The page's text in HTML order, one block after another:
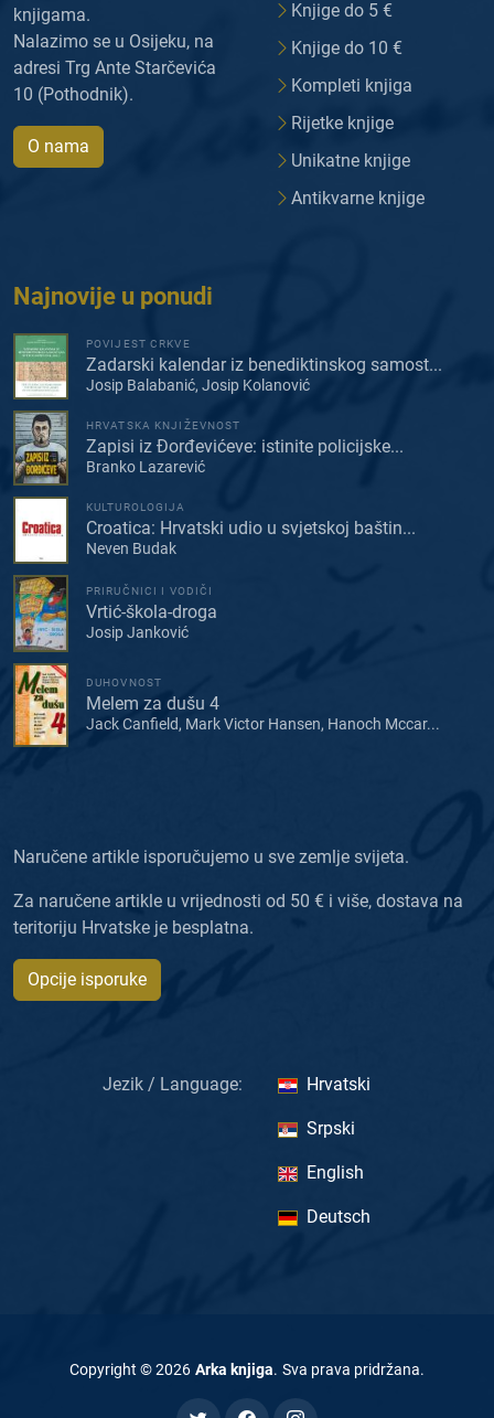
knjigama.
Nalazimo se u Osijeku, na
adresi Trg Ante Starčevića
10 (Pothodnik).
O nama
Knjige do 5 €
Knjige do 10 €
Kompleti knjiga
Rijetke knjige
Unikatne knjige
Antikvarne knjige
Najnovije u ponudi
POVIJEST CRKVE
Zadarski kalendar iz benediktinskog samost...
Josip Balabanić, Josip Kolanović
HRVATSKA KNJIŽEVNOST
Zapisi iz Đorđevićeve: istinite policijske...
Branko Lazarević
KULTUROLOGIJA
Croatica: Hrvatski udio u svjetskoj baštin...
Neven Budak
PRIRUČNICI I VODIČI
Vrtić-škola-droga
Josip Janković
DUHOVNOST
Melem za dušu 4
Jack Canfield, Mark Victor Hansen, Hanoch Mccar...
Naručene artikle isporučujemo u sve zemlje svijeta.
Za naručene artikle u vrijednosti od 50 € i više, dostava na
teritoriju Hrvatske je besplatna.
Opcije isporuke
Jezik / Language: Hrvatski
Srpski
English
Deutsch
Copyright ©2026 Arka knjiga. Sva prava pridržana.